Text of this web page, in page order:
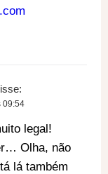
09:54
legal!
Olha, não
lá também